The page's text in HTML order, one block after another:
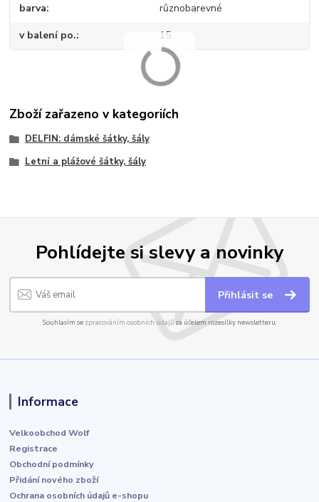
barva různobarevné
v balení po. 15
Zboží zařazeno v kategoriích
DELFIN: dámské šátky, šály
Letní a plážové šátky, šály
Pohlídejte si slevy a novinky
Přihlásit se
Souhlasím se zpracováním osobních údajůza účelem rozesílky newsletteru.
Informace
Velkoobchod Wolf
Registrace
Obchodní podmínky
Přidání nového zboží
Ochrana osobních údajů e-shopu